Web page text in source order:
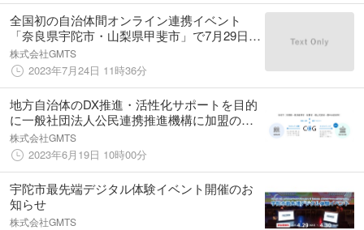
全国初の自治体間オンライン連携イベント
「奈良県宇陀市・山梨県甲斐市」で7月29日
（土）・30日（日）開催！（参加費無料）
株式会社GMTS
2023年7月24日 11時36分
地方自治体のDX推進・活性化サポートを目的
に一般社団法人公民連携推進機構に加盟のお
知らせ
株式会社GMTS
2023年6月19日 10時00分
宇陀市最先端デジタル体験イベント開催のお
知らせ
株式会社GMTS